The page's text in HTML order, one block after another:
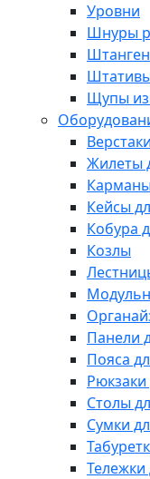
Уровни
Шнуры
Щупы
Верстаки
Жилеты
Кейсы
Кобура
Козлы
Панели
Пояса
Рюкзаки
Столы
Сумки
Тележки